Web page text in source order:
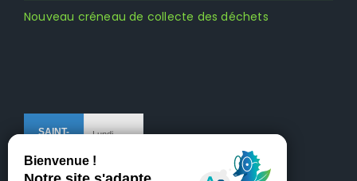
Nouveau créneau de collecte des déchets